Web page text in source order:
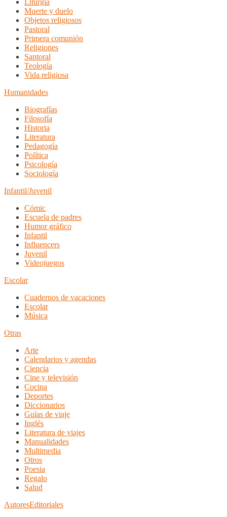
Liturgia
Muerte y duelo
Objetos religiosos
Pastoral
Primera comunión
Religiones
Santoral
Teología
Vida religiosa
Humanidades
Biografías
Filosofía
Historia
Literatura
Pedagogía
Política
Psicología
Sociología
Infantil/Juvenil
Cómic
Escuela de padres
Humor gráfico
Infantil
Influencers
Juvenil
Videojuegos
Escolar
Cuadernos de vacaciones
Escolar
Música
Otras
Arte
Calendarios y agendas
Ciencia
Cine y televisión
Cocina
Deportes
Diccionarios
Guías de viaje
Inglés
Literatura de viajes
Manualidades
Multimedia
Otros
Poesia
Regalo
Salud
AutoresEditoriales